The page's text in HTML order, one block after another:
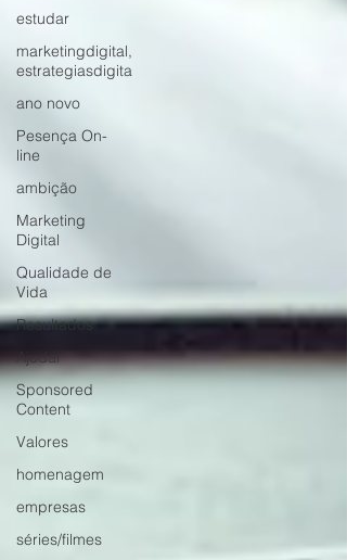
estudar
marketingdigital,
estrategiasdigita
ano novo
Pesença On-
line
ambição
Marketing
Digital
Qualidade de
Vida
Resultados
Ajudar
Sponsored
Content
Valores
homenagem
empresas
séries/filmes